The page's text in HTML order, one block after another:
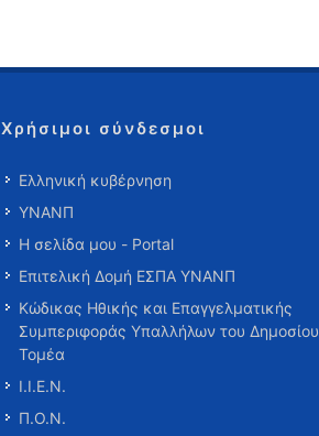
Χρήσιμοι σύνδεσμοι
Ελληνική κυβέρνηση
ΥΝΑΝΠ
Η σελίδα μου - Portal
Επιτελική Δομή ΕΣΠΑ ΥΝΑΝΠ
Κώδικας Ηθικής και Επαγγελματικής
Συμπεριφοράς Υπαλλήλων του Δημοσίου
Τομέα
Ι.Ι.Ε.Ν.
Π.Ο.Ν.